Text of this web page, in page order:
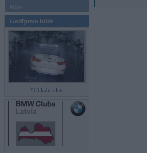
Moto
Gadījuma bilde
F13 kabriolets